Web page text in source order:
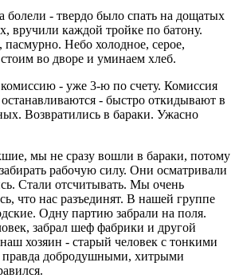
болели - твердо было спать на дощатых
вручили каждой тройке по батону.
Небо холодное, серое,
во дворе и уминаем хлеб.
комиссию - уже 3-ю по счету. Комиссия
останавливаются - быстро откидывают в
Возвратились в бараки. Ужасно
мы не сразу вошли в бараки, потому
рабочую силу. Они осматривали
Стали отсчитывать. Мы очень
что нас разъединят. В нашей группе
Одну партию забрали на поля.
забрал шеф фабрики и другой
хозяин - старый человек с тонкими
добродушными, хитрыми